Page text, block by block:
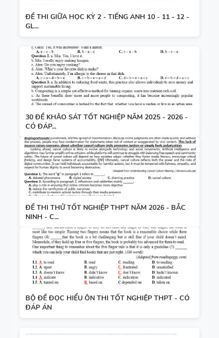
ĐỀ THI GIỮA HỌC KỲ 2 - TIẾNG ANH 10 - 11 - 12 -
GL...
30 ĐỀ KHẢO SÁT TỐT NGHIỆP NĂM 2025 - 2026 -
CÓ ĐÁP...
ĐỀ THI THỬ TỐT NGHIỆP THPT NĂM 2026 - BẮC
NINH - C...
BỘ ĐỀ ĐỌC HIỂU ÔN THI TỐT NGHIỆP THPT - CÓ
ĐÁP ÁN